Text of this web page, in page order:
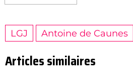
LGJ Antoine de Caunes
Articles similaires